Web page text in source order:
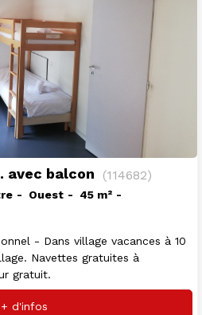
avec balcon (114682)
Ouest 45 m²
- Dans village vacances à 10
Navettes gratuites à
gratuit.
+ d'infos